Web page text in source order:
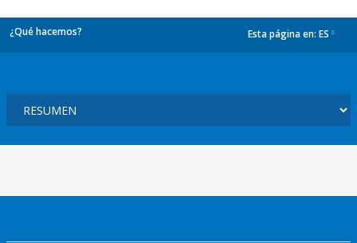
¿Qué hacemos? Esta página en: ES